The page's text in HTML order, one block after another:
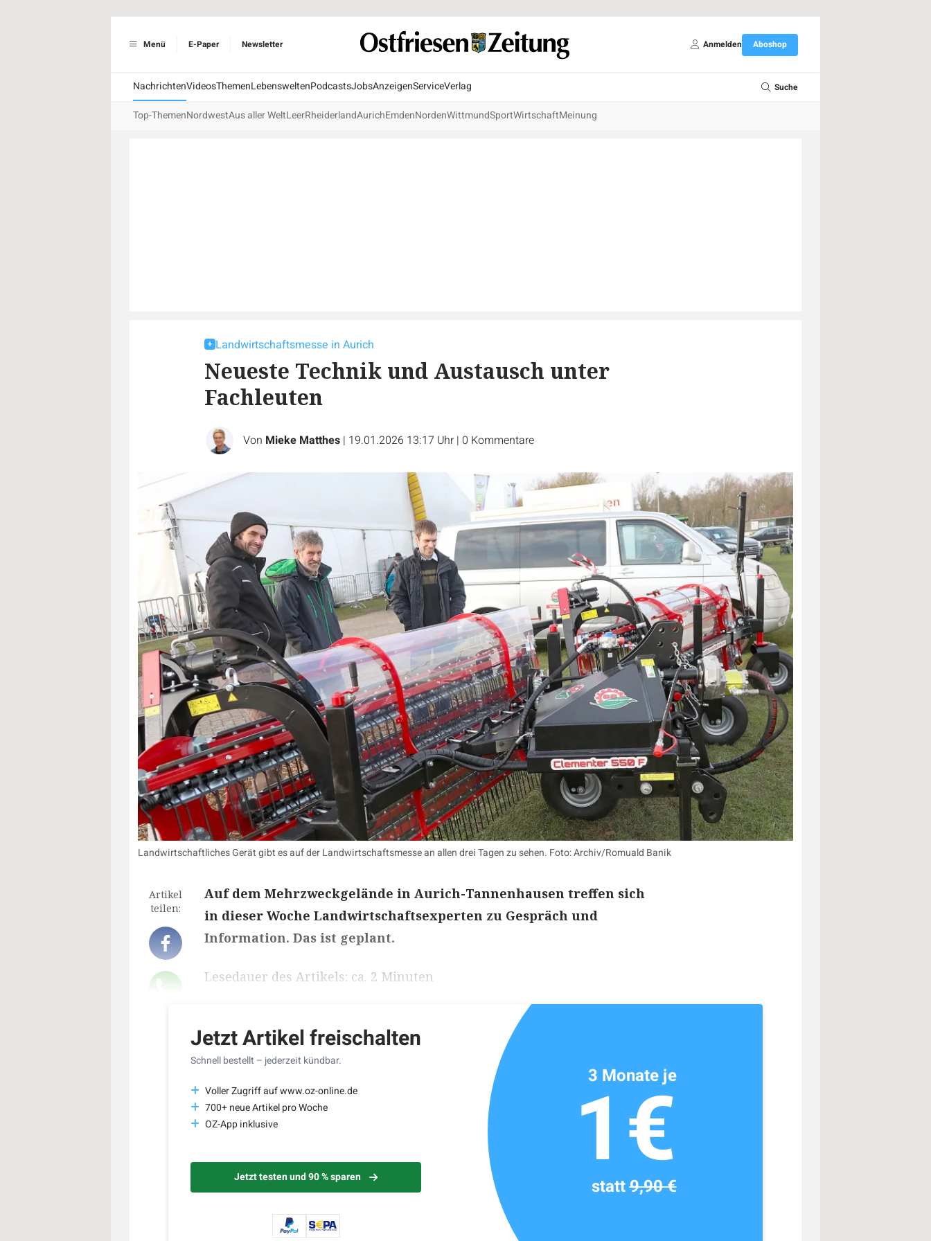
Menü E-Paper Newsletter Anmelden Aboshop
NachrichtenVideosThemenLebensweltenPodcastsJobsAnzeigenServiceVerlag Suche
Top-ThemenNordwestAus aller WeltLeerRheiderlandAurichEmdenNordenWittmundSportWirtschaftMeinung
Landwirtschaftsmesse in Aurich
Neueste Technik und Austausch unter
Fachleuten
Von Mieke Matthes | 19.01.2026 13:17 Uhr | 0 Kommentare
Landwirtschaftliches Gerät gibt es auf der Landwirtschaftsmesse an allen drei Tagen zu sehen. Foto: Archiv/Romuald Banik
Artikel
teilen:
Auf dem Mehrzweckgelände in Aurich-Tannenhausen treffen sich
in dieser Woche Landwirtschaftsexperten zu Gespräch und
Information. Das ist geplant.
Lesedauer des Artikels: ca. 2 Minuten
Jetzt Artikel freischalten
Schnell bestellt – jederzeit kündbar.
Voller Zugriff auf www.oz-online.de
700+ neue Artikel pro Woche
OZ-App inklusive
Jetzt testen und 90 % sparen
3 Monate je
1€
statt9,90 €